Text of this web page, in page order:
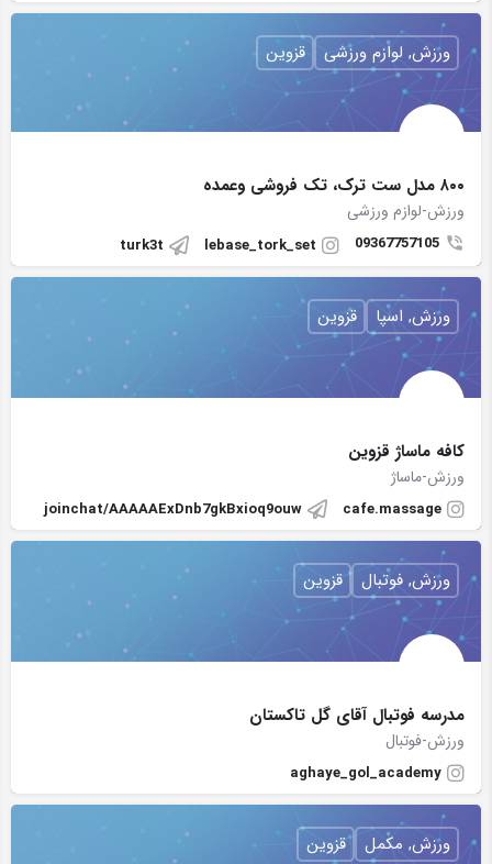
۸۰۰ مدل ست ترک، تک فروشی وعمده
ورزش-لوازم ورزشی
09367757105
lebase_tork_set
turk3t
ورزش, لوازم ورزشی قزوین
کافه ماساژ قزوین
ورزش-ماساژ
cafe.massage
joinchat/AAAAAExDnb7gkBxioq9ouw
ورزش, اسپا قزوین
مدرسه فوتبال آقای گل تاکستان
ورزش-فوتبال
aghaye_gol_academy
ورزش, فوتبال قزوین
ورزش, مکمل قزوین